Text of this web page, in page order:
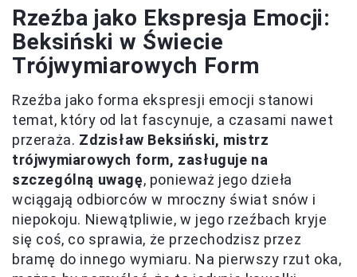
Rzeźba jako Ekspresja Emocji:
Beksiński w Świecie
Trójwymiarowych Form
Rzeźba jako forma ekspresji emocji stanowi
temat, który od lat fascynuje, a czasami nawet
przeraża. Zdzisław Beksiński, mistrz
trójwymiarowych form, zasługuje na
szczególną uwagę, ponieważ jego dzieła
wciągają odbiorców w mroczny świat snów i
niepokoju. Niewątpliwie, w jego rzeźbach kryje
się coś, co sprawia, że przechodzisz przez
bramę do innego wymiaru. Na pierwszy rzut oka,